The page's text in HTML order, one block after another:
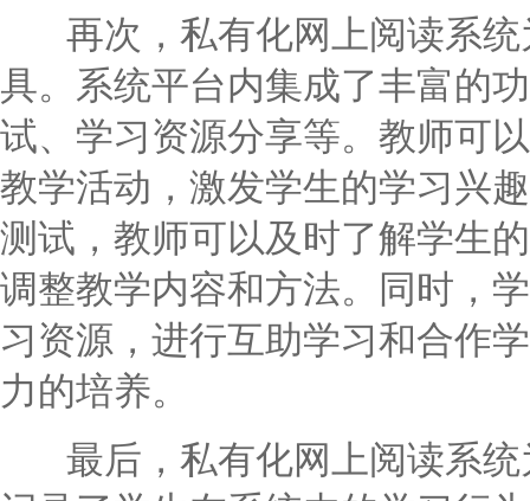
再次，私有化网上阅读系统
具。系统平台内集成了丰富的
试、学习资源分享等。教师可
教学活动，激发学生的学习兴
测试，教师可以及时了解学生
调整教学内容和方法。同时，
习资源，进行互助学习和合作
力的培养。
最后，私有化网上阅读系统